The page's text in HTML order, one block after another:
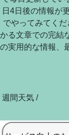
日4日後の情報が
でやってみてく
かる文章での完結
の実用的な情報、
週間天気 /